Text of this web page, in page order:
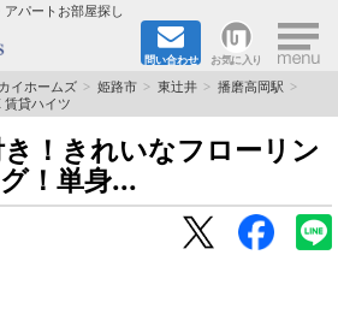
パートお部屋探し
問い合わせ お気に入り ×
イホームズ 姫路市 東辻井
播磨高岡駅
賃貸ハイツ
！きれいなフローリン
グ！単身...